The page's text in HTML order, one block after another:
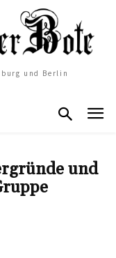
und Berlin
und